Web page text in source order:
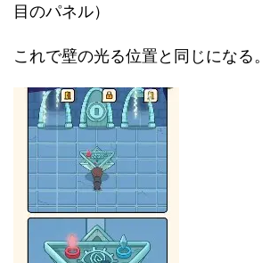
目のパネル）
これで壁の光る位置と同じになる。